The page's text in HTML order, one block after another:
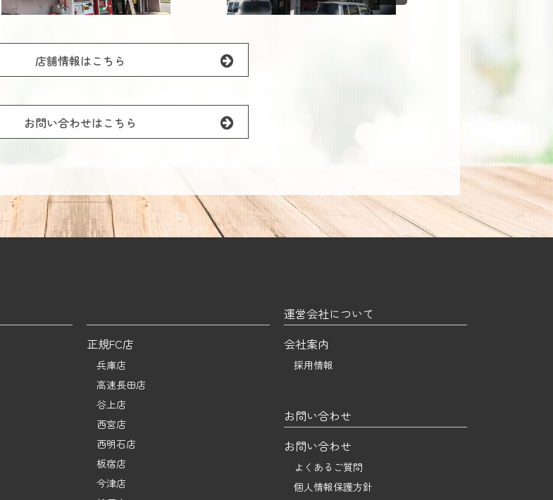
店舗情報はこちら
お問い合わせはこちら
正規FC店
兵庫店
高速長田店
谷上店
西宮店
西明石店
板宿店
今津店
運営会社について
会社案内
採用情報
お問い合わせ
お問い合わせ
よくあるご質問
個人情報保護方針